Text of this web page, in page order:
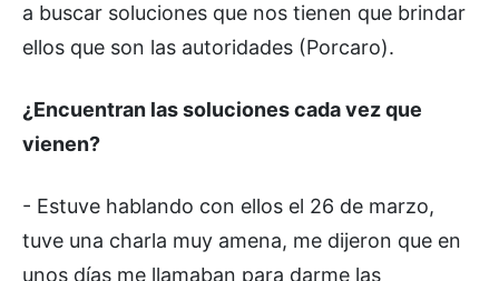
a buscar soluciones que nos tienen que brindar
ellos que son las autoridades (Porcaro).
¿Encuentran las soluciones cada vez que
vienen?
- Estuve hablando con ellos el 26 de marzo,
tuve una charla muy amena, me dijeron que en
unos días me llamaban para darme las